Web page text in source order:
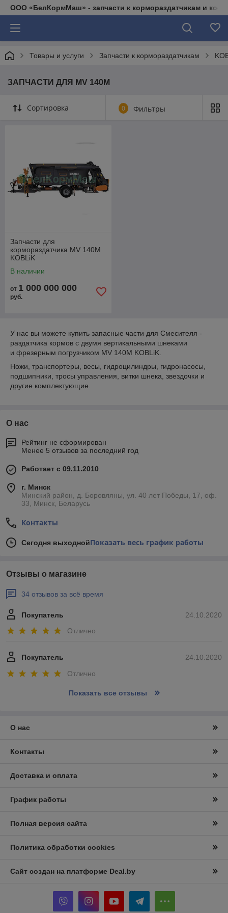
ООО «БелКормМаш» - запчасти к кормораздатчикам и
Товары и услуги Запчасти к кормораздатчикам
ЗАПЧАСТИ ДЛЯ MV 140М
Сортировка 0 Фильтры
Запчасти для
кормораздатчика MV 140М
KOBLiK
В наличии
от 1 000 000 000
руб.
У нас вы можете купить запасные части для Смесителя -
раздатчика кормов с двумя вертикальными шнеками
и фрезерным погрузчиком MV 140М KOBLiK.
Ножи, транспортеры, весы, гидроцилиндры, гидронасосы,
подшипники, тросы управления, витки шнека, звездочки и
другие комплектующие.
О нас
Рейтинг не сформирован
Менее 5 отзывов за последний год
Работает с 09.11.2010
г. Минск
Минский район, д. Боровляны, ул. 40 лет Победы, 17, оф.
33, Минск, Беларусь
Контакты
Сегодня выходнойПоказать весь график работы
Отзывы о магазине
34 отзывов за всё время
24.10.2020
Покупатель
Отлично
24.10.2020
Покупатель
Отлично
Показать все отзывы
О нас
Контакты
Доставка и оплата
График работы
Полная версия сайта
Политика обработки cookies
Сайт создан на платформе Deal.by